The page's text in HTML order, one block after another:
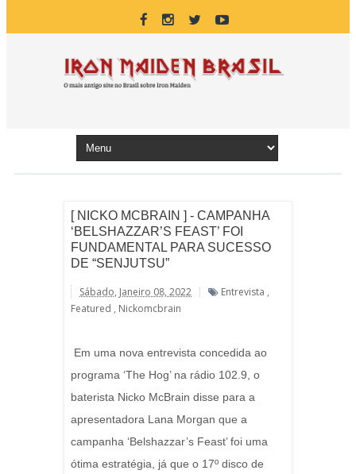
[ NICKO MCBRAIN ] - CAMPANHA
‘BELSHAZZAR’S FEAST’ FOI
FUNDAMENTAL PARA SUCESSO
DE “SENJUTSU”
Sábado, Janeiro 08, 2022 Entrevista ,
Featured , Nickomcbrain
Em uma nova entrevista concedida ao
programa ‘The Hog’ na rádio 102.9, o
baterista Nicko McBrain disse para a
apresentadora Lana Morgan que a
campanha ‘Belshazzar’s Feast’ foi uma
ótima estratégia, já que o 17º disco de